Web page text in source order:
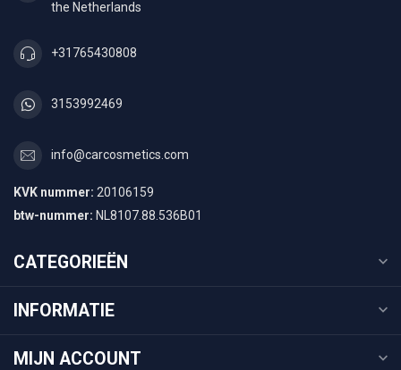
the Netherlands
+31765430808
3153992469
info@carcosmetics.com
KVK nummer: 20106159
btw-nummer: NL8107.88.536B01
CATEGORIEËN
INFORMATIE
MIJN ACCOUNT